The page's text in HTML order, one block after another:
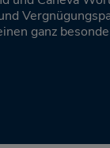
ganz